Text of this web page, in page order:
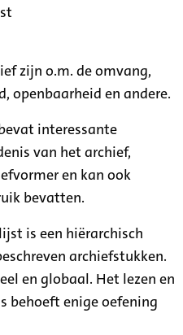
zijn o.m. de omvang,
openbaarheid en andere.
interessante
van het archief,
en kan ook
bevatten.
is een hiërarchisch
archiefstukken.
en globaal. Het lezen en
behoeft enige oefening